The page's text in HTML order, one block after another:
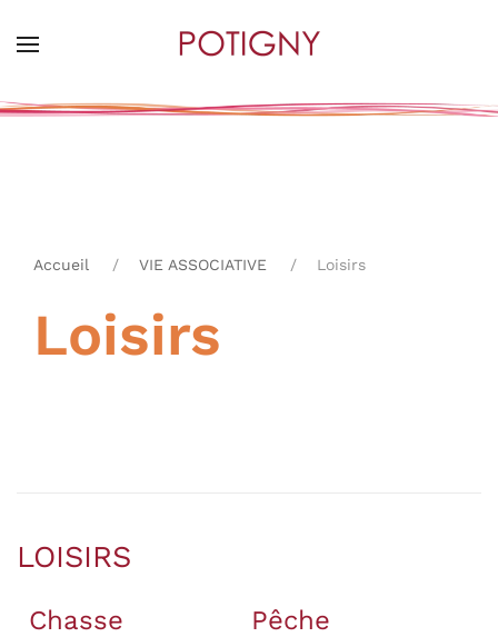
main
Accueil VIE ASSOCIATIVE Loisirs
Loisirs
LOISIRS
Chasse Pêche